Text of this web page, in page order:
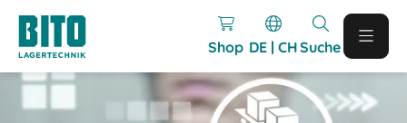
Shop DE | CHSuche